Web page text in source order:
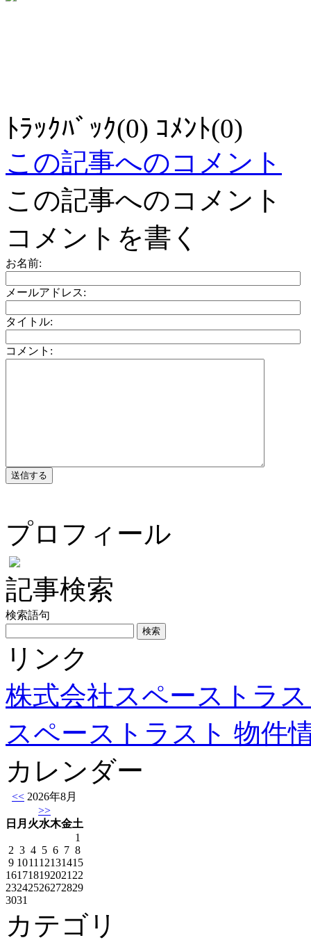
ﾄﾗｯｸﾊﾞｯｸ(0) ｺﾒﾝﾄ(0)
この記事へのコメント
この記事へのコメント
コメントを書く
お名前:
メールアドレス:
タイトル:
コメント:
プロフィール
記事検索
検索語句
リンク
株式会社スペーストラ
スペーストラスト 物件
カレンダー
<< 2026年8月
>>
日 月 火水木金土
1
2 3 4 5 6 7 8
9 101112131415
16171819202122
23242526272829
3031
カテゴリ